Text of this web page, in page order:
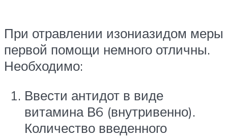
При отравлении изониазидом меры
первой помощи немного отличны.
Необходимо:
Ввести антидот в виде
витамина В6 (внутривенно).
Количество введенного